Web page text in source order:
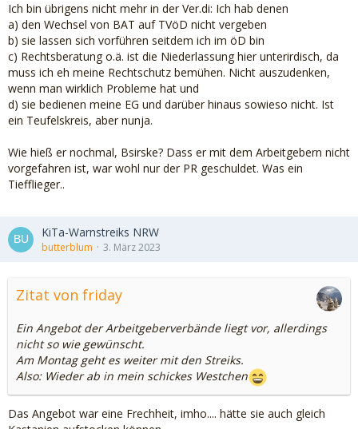
Ich bin übrigens nicht mehr in der Ver.di: Ich hab denen
a) den Wechsel von BAT auf TVöD nicht vergeben
b) sie lassen sich vorführen seitdem ich im öD bin
c) Rechtsberatung o.ä. ist die Niederlassung hier unterirdisch, da
muss ich eh meine Rechtschutz bemühen. Nicht auszudenken,
wenn man wirklich Probleme hat und
d) sie bedienen meine EG und darüber hinaus sowieso nicht. Ist
ein Teufelskreis, aber nunja.
Wie hieß er nochmal, Bsirske? Dass er mit dem Arbeitgebern nicht
vorgefahren ist, war wohl nur der PR geschuldet. Was ein
Tiefflieger..
KiTa-Warnstreiks NRW
butterblum 3. März 2023
Zitat von friday
Ein Angebot der Arbeitgeberverbände liegt vor, allerdings
nicht so wie gewünscht.
Am Montag geht es weiter mit den Streiks.
Also: Wieder ab in mein schickes Westchen
Das Angebot war eine Frechheit, imho.... hätte sie auch gleich